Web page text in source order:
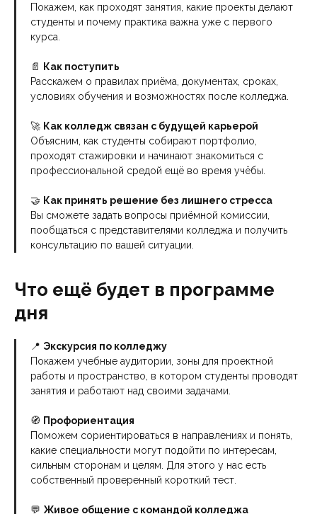
Покажем, как проходят занятия, какие проекты делают
студенты и почему практика важна уже с первого
курса.
📄 Как поступить
Расскажем о правилах приёма, документах, сроках,
условиях обучения и возможностях после колледжа.
🚀 Как колледж связан с будущей карьерой
Объясним, как студенты собирают портфолио,
проходят стажировки и начинают знакомиться с
профессиональной средой ещё во время учёбы.
🤝 Как принять решение без лишнего стресса
Вы сможете задать вопросы приёмной комиссии,
пообщаться с представителями колледжа и получить
консультацию по вашей ситуации.
Что ещё будет в программе
дня
📍 Экскурсия по колледжу
Покажем учебные аудитории, зоны для проектной
работы и пространство, в котором студенты проводят
занятия и работают над своими задачами.
🧭 Профориентация
Поможем сориентироваться в направлениях и понять,
какие специальности могут подойти по интересам,
сильным сторонам и целям. Для этого у нас есть
собственный проверенный короткий тест.
💬 Живое общение с командой колледжа